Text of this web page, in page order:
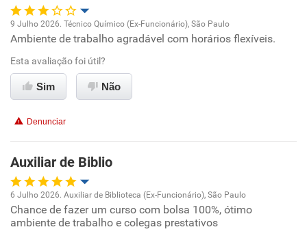
Oportunidade de promoção
Ambiente de trabalho
Benefícios
Não recomenda esta empresa
Não recomenda a diretoria
9 Julho 2026. Técnico Químico (Ex-Funcionário), São Paulo
Ambiente de trabalho agradável com horários flexíveis.
Esta avaliação foi útil?
Sim Não
Denunciar
Auxiliar de Biblio
Oportunidade de promoção
6 Julho 2026. Auxiliar de Biblioteca (Ex-Funcionário), São Paulo
Chance de fazer um curso com bolsa 100%, ótimo
ambiente de trabalho e colegas prestativos